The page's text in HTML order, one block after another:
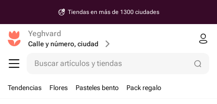
Tiendas en más de 1300 ciudades
Yeghvard
Calle y número, ciudad
Buscar artículos y tiendas
Tendencias Flores Pasteles bento Pack regalo